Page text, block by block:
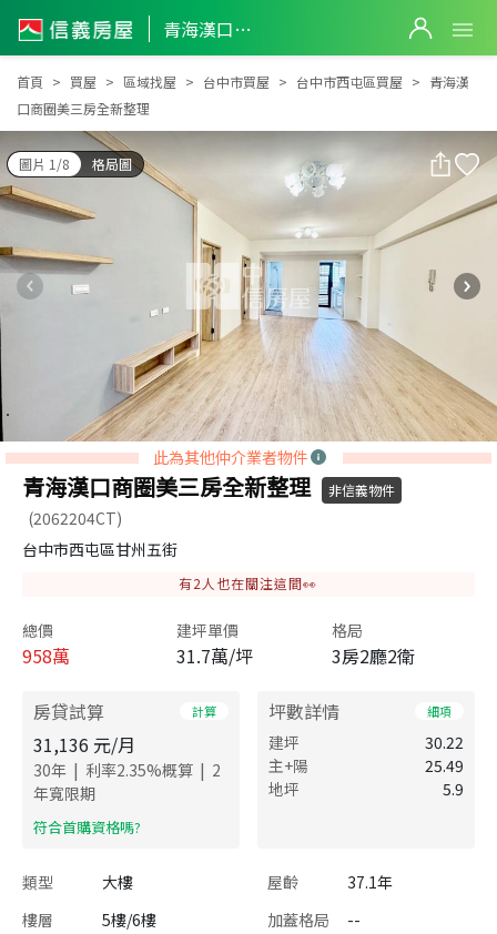
青海漢口商圈美三房全新整理
青海漢口商圈美三房全新整理
首頁 買屋 區域找屋 台中市買屋 台中市西屯區買屋
青海漢
口商圈美三房全新整理
圖片 1/8 格局圖
此為其他仲介業者物件
青海漢口商圈美三房全新整理 非信義物件
(2062204CT)
台中市西屯區甘州五街
有2 人也在關注這間👀
總價
958萬
建坪單價
31.7萬/坪
格局
3房2廳2衛
房貸試算 計算
31,136 元/月
30年 | 利率2.35%概算 | 2
年寬限期
​符合首購資格嗎?
坪數詳情 細項
建坪
30.22
主+陽
25.49
地坪
5.9
類型 大樓 屋齡
37.1年
樓層
5樓/6樓 加蓋格局
--